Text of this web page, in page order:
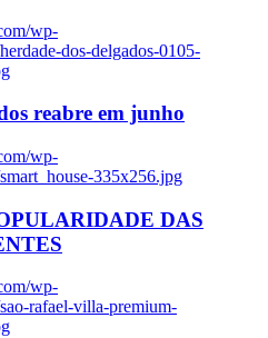
wp-
dos-delgados-0105-
reabre em junho
wp-
335x256.jpg
DAS
wp-
rafael-villa-premium-